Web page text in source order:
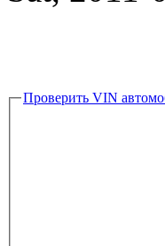
Проверить VIN